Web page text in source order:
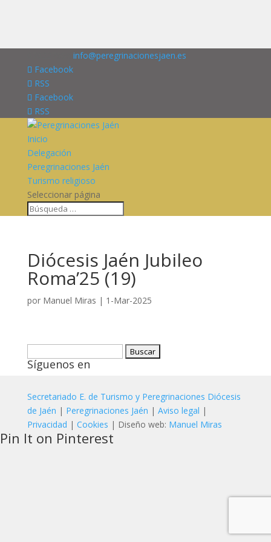
info@peregrinacionesjaen.es
Facebook
RSS
Facebook
RSS
Inicio
Delegación
Peregrinaciones Jaén
Turismo religioso
Seleccionar página
Diócesis Jaén Jubileo
Roma’25 (19)
por Manuel Miras | 1-Mar-2025
Síguenos en
Secretariado E. de Turismo y Peregrinaciones Diócesis
de Jaén | Peregrinaciones Jaén | Aviso legal |
Privacidad | Cookies | Diseño web: Manuel Miras
Pin It on Pinterest